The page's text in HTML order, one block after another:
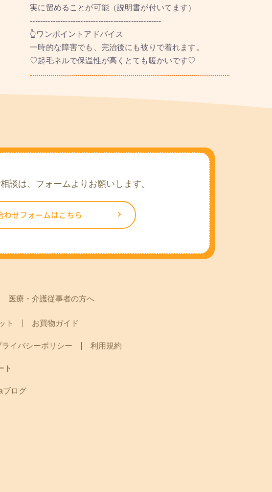
実に留めることが可能（説明書が付いてます）
----------------------------------------------------
👆ワンポイントアドバイス
一時的な障害でも、完治後にも被りで着れます。
♡起毛ネルで保温性が高くとても暖かいです♡
談は、フォームよりお願いします。
わせフォームはこちら
医療・介護従事者の方へ
ト お買物ガイド
ライバシーポリシー 利用規約
ト
ブログ